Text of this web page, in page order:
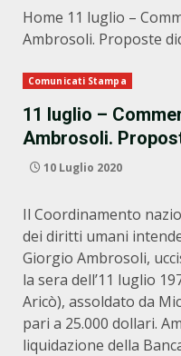
Home 11 luglio –
Ambrosoli. Proposte
Comunicati Stampa
11 luglio –
Ambrosoli.
10 Luglio 2020
Il Coordinamento
dei diritti umani
Giorgio Ambrosoli,
la sera dell’11 luglio
Aricò), assoldato da
pari a 25.000 dollari.
liquidazione della